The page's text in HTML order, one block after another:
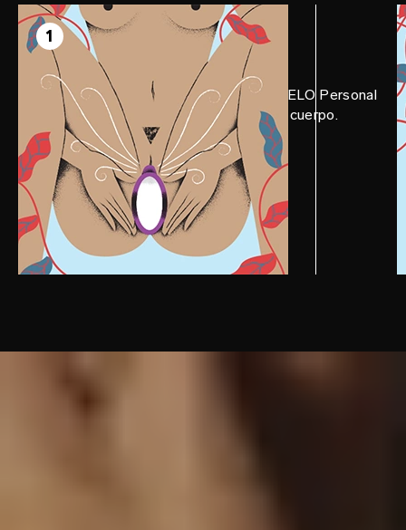
1
PASO 1
Prepárate
Aplica una cantidad abundante de LELO Personal
Mosturizer sobre el juguete y en tu cuerpo.